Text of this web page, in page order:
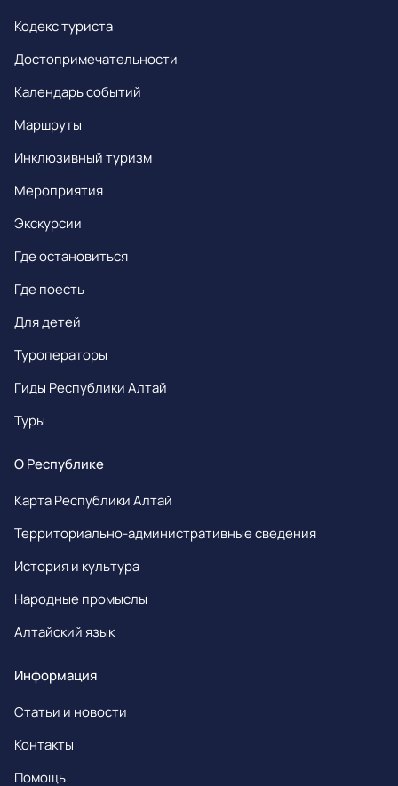
Кодекс туриста
Достопримечательности
Календарь событий
Маршруты
Инклюзивный туризм
Мероприятия
Экскурсии
Где остановиться
Где поесть
Для детей
Туроператоры
Гиды Республики Алтай
Туры
О Республике
Карта Республики Алтай
Территориально-административные сведения
История и культура
Народные промыслы
Алтайский язык
Информация
Статьи и новости
Контакты
Помощь